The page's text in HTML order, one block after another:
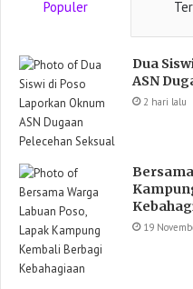
Populer
Dua
ASN
2 hari lalu
19